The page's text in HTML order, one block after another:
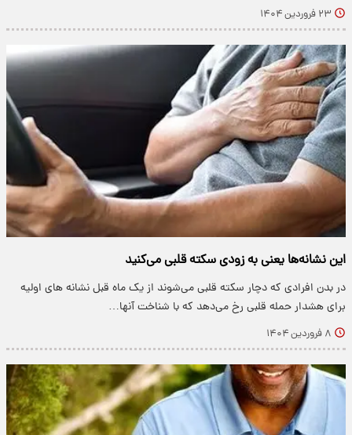
۲۳ فروردین ۱۴۰۴
این نشانه‌ها یعنی به زودی سکته قلبی می‌کنید
در بدن افرادی که دچار سکته قلبی می‌شوند از یک ماه قبل نشانه های اولیه
برای هشدار حمله قلبی رخ می‌دهد که با شناخت آنها…
۸ فروردین ۱۴۰۴